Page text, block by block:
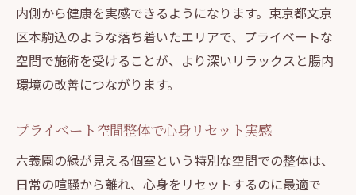
内側から健康を実感できるようになります。東京都文京
区本駒込のような落ち着いたエリアで、プライベートな
空間で施術を受けることが、より深いリラックスと腸内
環境の改善につながります。
プライベート空間整体で心身リセット実感
六義園の緑が見える個室という特別な空間での整体は、
日常の喧騒から離れ、心身をリセットするのに最適で